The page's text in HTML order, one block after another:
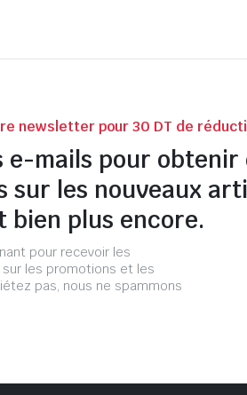
newsletter pour 30 DT de
e-mails pour obtenir
sur les nouveaux
bien plus encore.
pour recevoir les
les promotions et les
pas, nous ne spammons